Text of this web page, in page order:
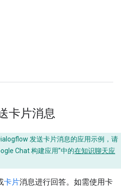
卡片消息
发送卡片消息的应用示例，请
Chat 构建应用”中的在知识聊天应
卡片消息进行回答。如需使用卡